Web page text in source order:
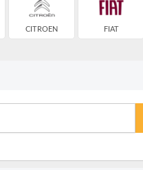
CITROEN FIAT